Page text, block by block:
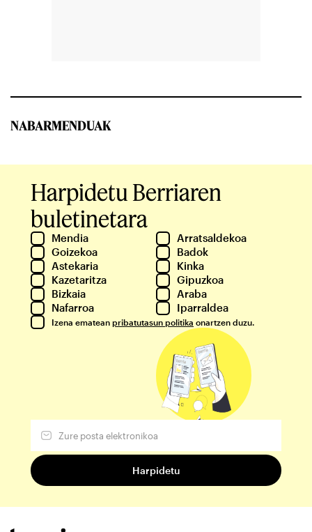
NABARMENDUAK
Harpidetu Berriaren
buletinetara
Mendia
Arratsaldekoa
Goizekoa
Badok
Astekaria
Kinka
Kazetaritza
Gipuzkoa
Bizkaia
Araba
Nafarroa
Iparraldea
Izena ematean pribatutasun politika onartzen duzu.